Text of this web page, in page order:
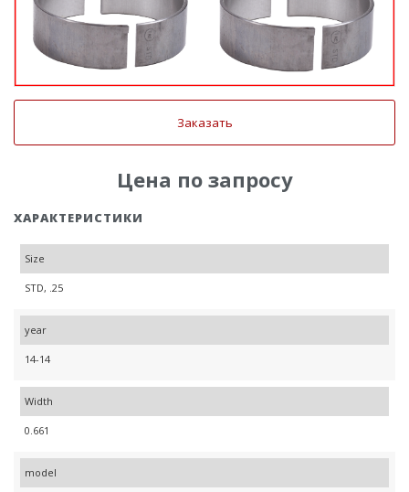
Заказать
Цена по запросу
ХАРАКТЕРИСТИКИ
Size
STD, .25
year
14-14
Width
0.661
model